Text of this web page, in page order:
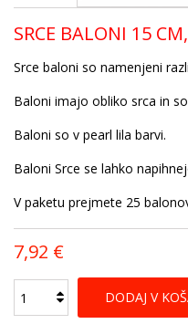
SRCE BALONI 15
Srce baloni so namenjeni
Baloni imajo obliko srca in
Baloni so v pearl lila barvi.
Baloni Srce se lahko
V paketu prejmete 25
7,92 €
DODAJ V